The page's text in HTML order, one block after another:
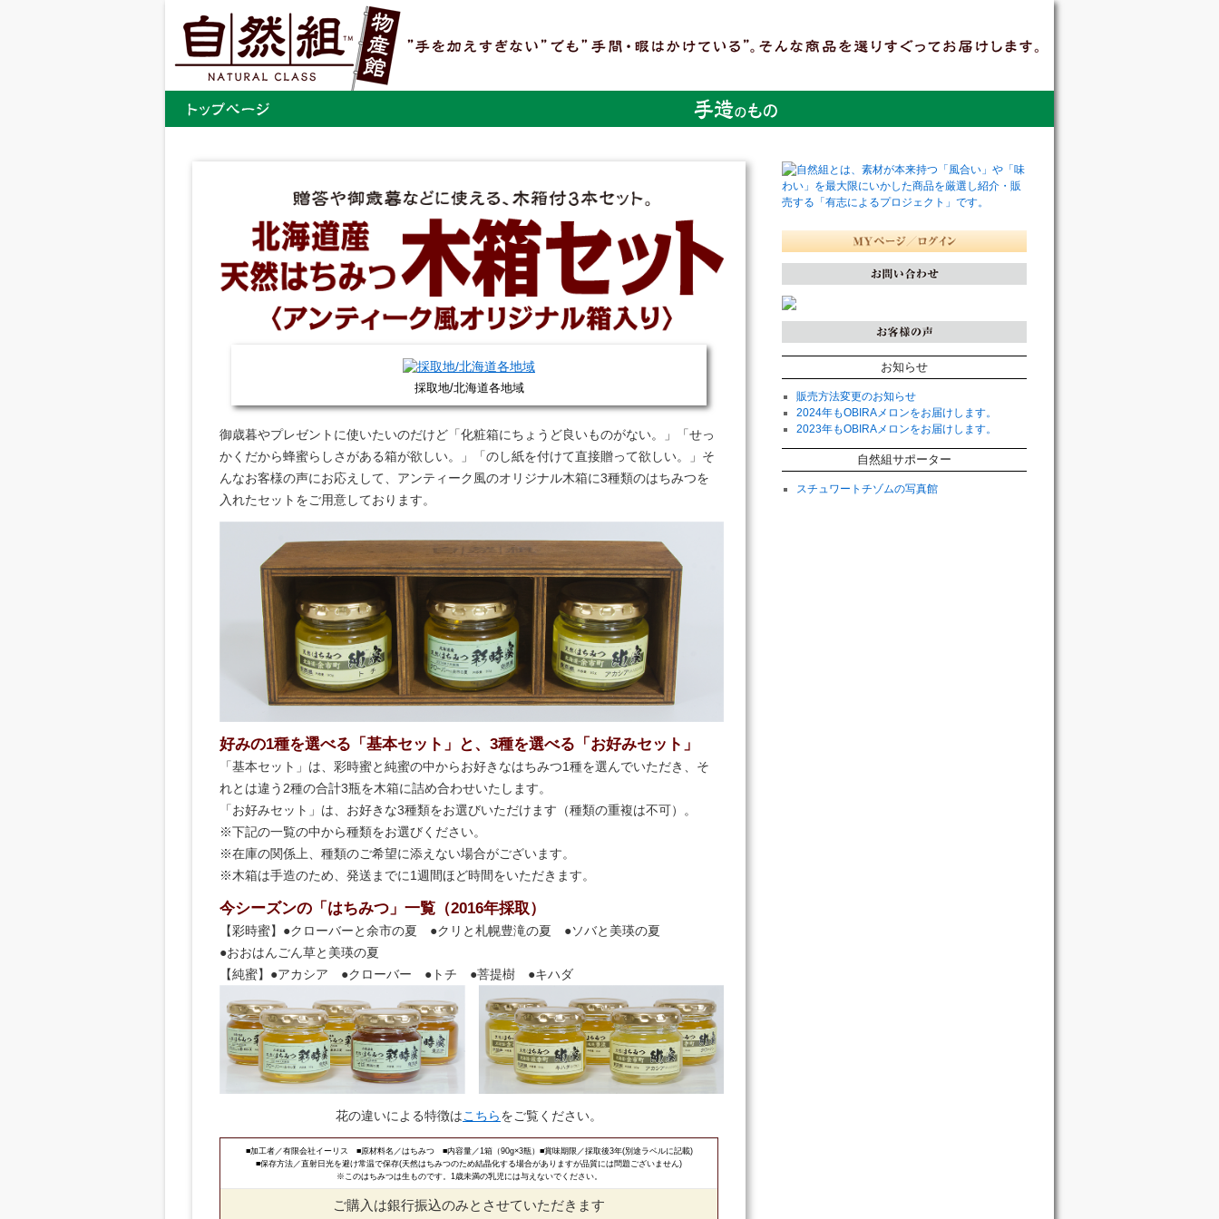
採取地/北海道各地域
御歳暮やプレゼントに使いたいのだけど「化粧箱にちょうど良いものがない。」「せっ
かくだから蜂蜜らしさがある箱が欲しい。」「のし紙を付けて直接贈って欲しい。」そ
んなお客様の声にお応えして、アンティーク風のオリジナル木箱に3種類のはちみつを
入れたセットをご用意しております。
好みの1種を選べる「基本セット」と、3種を選べる「お好みセット」
「基本セット」は、彩時蜜と純蜜の中からお好きなはちみつ1種を選んでいただき、そ
れとは違う2種の合計3瓶を木箱に詰め合わせいたします。
「お好みセット」は、お好きな3種類をお選びいただけます（種類の重複は不可）。
※下記の一覧の中から種類をお選びください。
※在庫の関係上、種類のご希望に添えない場合がございます。
※木箱は手造のため、発送までに1週間ほど時間をいただきます。
今シーズンの「はちみつ」一覧（2016年採取）
【彩時蜜】●クローバーと余市の夏 ●クリと札幌豊滝の夏 ●ソバと美瑛の夏
●おおはんごん草と美瑛の夏
【純蜜】●アカシア ●クローバー ●トチ ●菩提樹 ●キハダ
花の違いによる特徴はこちらをご覧ください。
■加工者／有限会社イーリス ■原材料名／はちみつ ■内容量／1箱（90g×3瓶）■賞味期限／採取後3年(別途ラベルに記載)
■保存方法／直射日光を避け常温で保存(天然はちみつのため結晶化する場合がありますが品質には問題ございません)
※このはちみつは生ものです。1歳未満の乳児には与えないでください。
ご購入は銀行振込のみとさせていただきます
お知らせ
販売方法変更のお知らせ
2024年もOBIRAメロンをお届けします。
2023年もOBIRAメロンをお届けします。
自然組サポーター
スチュワートチゾムの写真館